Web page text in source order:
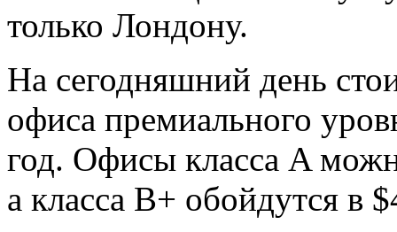
только Лондону.
На сегодняшний день
офиса премиального
год. Офисы класса A
а класса B+ обойдутся в